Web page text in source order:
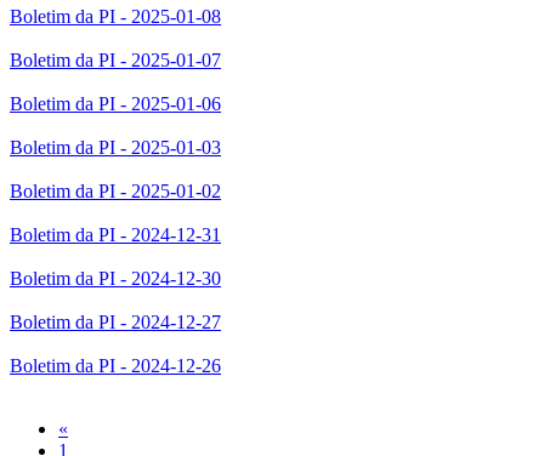
Boletim da PI - 2025-01-08
Boletim da PI - 2025-01-07
Boletim da PI - 2025-01-06
Boletim da PI - 2025-01-03
Boletim da PI - 2025-01-02
Boletim da PI - 2024-12-31
Boletim da PI - 2024-12-30
Boletim da PI - 2024-12-27
Boletim da PI - 2024-12-26
«
1